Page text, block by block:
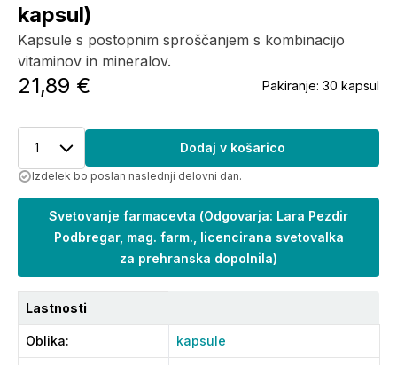
kapsul)
Kapsule s postopnim sproščanjem s kombinacijo
vitaminov in mineralov.
21,89 € Pakiranje: 30 kapsul
1 Dodaj v košarico
Izdelek bo poslan naslednji delovni dan.
Svetovanje farmacevta (Odgovarja: Lara Pezdir
Podbregar, mag. farm., licencirana svetovalka
za prehranska dopolnila)
Lastnosti
Oblika: kapsule